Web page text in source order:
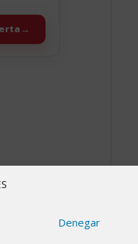
Denegar
Esto significa que si